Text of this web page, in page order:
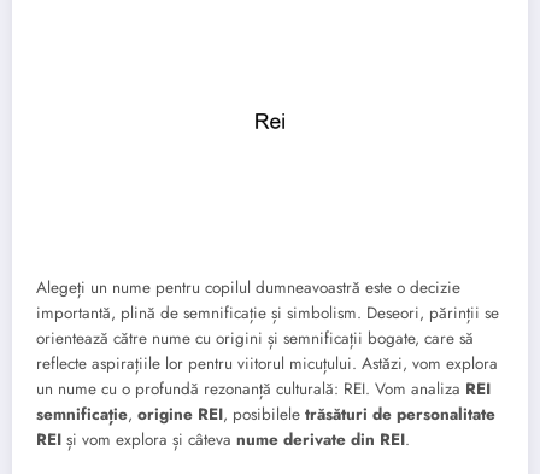
Alegeți un nume pentru copilul dumneavoastră este o decizie
importantă, plină de semnificație și simbolism. Deseori, părinții se
orientează către nume cu origini și semnificații bogate, care să
reflecte aspirațiile lor pentru viitorul micuțului. Astăzi, vom explora
un nume cu o profundă rezonanță culturală: REI. Vom analiza REI
semnificație, origine REI, posibilele trăsături de personalitate
REI și vom explora și câteva nume derivate din REI.